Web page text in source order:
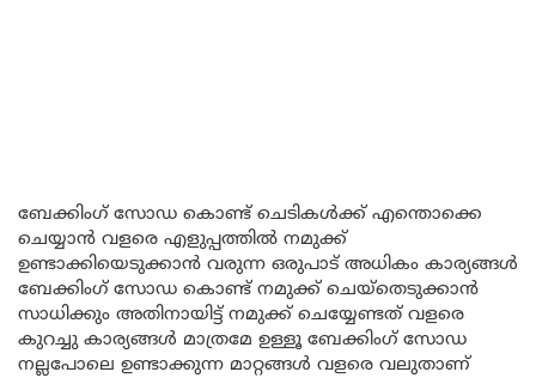
ബേക്കിംഗ് സോഡ കൊണ്ട് ചെടികൾക്ക് എന്തൊക്കെ
ചെയ്യാൻ വളരെ എളുപ്പത്തിൽ നമുക്ക്
ഉണ്ടാക്കിയെടുക്കാൻ വരുന്ന ഒരുപാട് അധികം കാര്യങ്ങൾ
ബേക്കിംഗ് സോഡ കൊണ്ട് നമുക്ക് ചെയ്തെടുക്കാൻ
സാധിക്കും അതിനായിട്ട് നമുക്ക് ചെയ്യേണ്ടത് വളരെ
കുറച്ചു കാര്യങ്ങൾ മാത്രമേ ഉള്ളൂ ബേക്കിംഗ് സോഡ
നല്ലപോലെ ഉണ്ടാക്കുന്ന മാറ്റങ്ങൾ വളരെ വലുതാണ്